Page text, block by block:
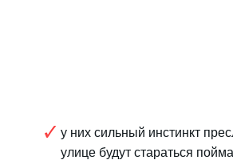
у них сильный инстинкт
улице будут стараться